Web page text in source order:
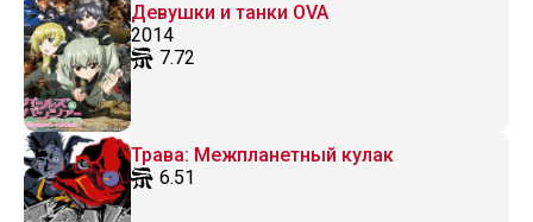
Девушки и танки OVA
2014
7.72
Трава: Межпланетный кулак
6.51